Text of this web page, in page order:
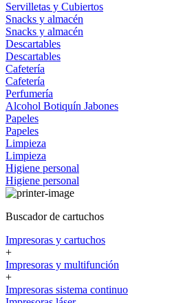
Servilletas y Cubiertos
Snacks y almacén
Snacks y almacén
Descartables
Descartables
Cafetería
Cafetería
Perfumería
Alcohol Botiquín Jabones
Papeles
Papeles
Limpieza
Limpieza
Higiene personal
Higiene personal
Buscador de cartuchos
Impresoras y cartuchos
+
Impresoras y multifunción
+
Impresoras sistema continuo